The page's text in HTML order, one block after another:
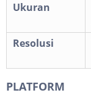
Ukuran
Resolusi
PLATFORM